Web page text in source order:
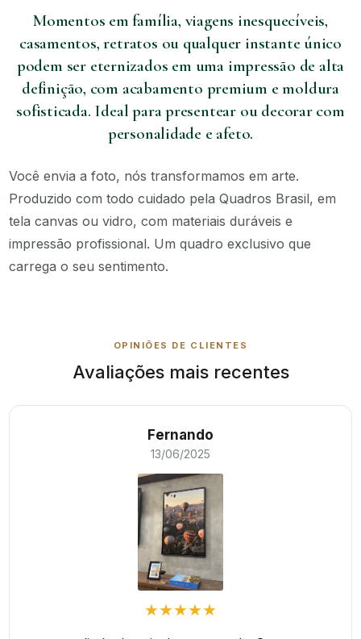
Momentos em família, viagens inesquecíveis,
casamentos, retratos ou qualquer instante único
podem ser eternizados em uma impressão de alta
definição, com acabamento premium e moldura
sofisticada. Ideal para presentear ou decorar com
personalidade e afeto.
Você envia a foto, nós transformamos em arte.
Produzido com todo cuidado pela Quadros Brasil, em
tela canvas ou vidro, com materiais duráveis e
impressão profissional. Um quadro exclusivo que
carrega o seu sentimento.
OPINIÕES DE CLIENTES
Avaliações mais recentes
Fernando
13/06/2025
★★★★★